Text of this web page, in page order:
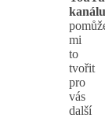
kanálu
mi
to
tvořit
pro
vás
další